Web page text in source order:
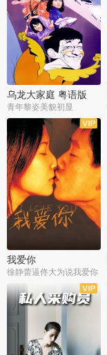
乌龙大家庭 粤语版
青年黎姿美貌初显
我爱你
徐静蕾逼佟大为说我爱你